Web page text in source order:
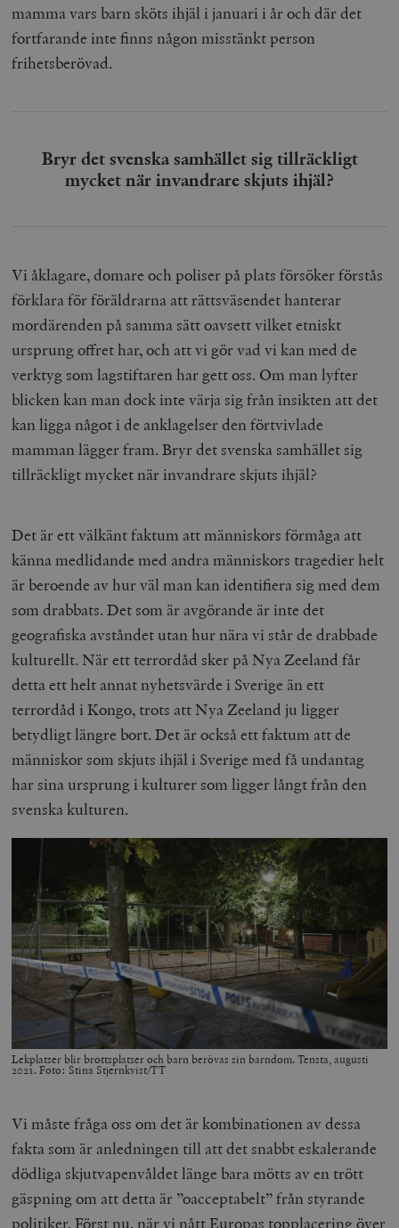
mamma vars barn sköts ihjäl i januari i år och där det
fortfarande inte finns någon misstänkt person
frihetsberövad.
Bryr det svenska samhället sig tillräckligt
mycket när invandrare skjuts ihjäl?
Vi åklagare, domare och poliser på plats försöker förstås
förklara för föräldrarna att rättsväsendet hanterar
mordärenden på samma sätt oavsett vilket etniskt
ursprung offret har, och att vi gör vad vi kan med de
verktyg som lagstiftaren har gett oss. Om man lyfter
blicken kan man dock inte värja sig från insikten att det
kan ligga något i de anklagelser den förtvivlade
mamman lägger fram. Bryr det svenska samhället sig
tillräckligt mycket när invandrare skjuts ihjäl?
Det är ett välkänt faktum att människors förmåga att
känna medlidande med andra människors tragedier helt
är beroende av hur väl man kan identifiera sig med dem
som drabbats. Det som är avgörande är inte det
geografiska avståndet utan hur nära vi står de drabbade
kulturellt. När ett terrordåd sker på Nya Zeeland får
detta ett helt annat nyhetsvärde i Sverige än ett
terrordåd i Kongo, trots att Nya Zeeland ju ligger
betydligt längre bort. Det är också ett faktum att de
människor som skjuts ihjäl i Sverige med få undantag
har sina ursprung i kulturer som ligger långt från den
svenska kulturen.
Lekplatser blir brottsplatser och barn berövas sin barndom. Tensta, augusti
2021. Foto: Stina Stjernkvist/TT
Vi måste fråga oss om det är kombinationen av dessa
fakta som är anledningen till att det snabbt eskalerande
dödliga skjutvapenvåldet länge bara mötts av en trött
gäspning om att detta är ”oacceptabelt” från styrande
politiker. Först nu, när vi nått Europas topplacering över